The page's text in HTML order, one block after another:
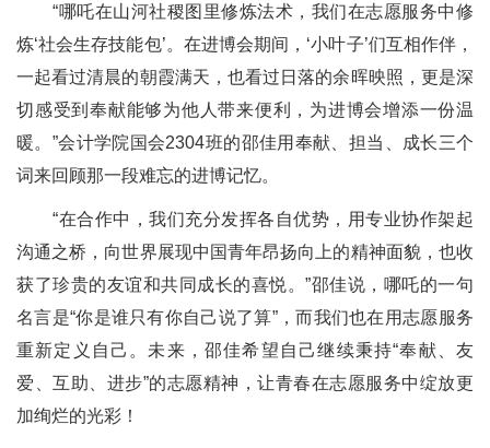
“哪吒在山河社稷图里修炼法术，我们在志愿服务中修
炼‘社会生存技能包’。在进博会期间，‘小叶子’们互相作伴，
一起看过清晨的朝霞满天，也看过日落的余晖映照，更是深
切感受到奉献能够为他人带来便利，为进博会增添一份温
暖。”会计学院国会2304班的邵佳用奉献、担当、成长三个
词来回顾那一段难忘的进博记忆。
“在合作中，我们充分发挥各自优势，用专业协作架起
沟通之桥，向世界展现中国青年昂扬向上的精神面貌，也收
获了珍贵的友谊和共同成长的喜悦。”邵佳说，哪吒的一句
名言是“你是谁只有你自己说了算”，而我们也在用志愿服务
重新定义自己。未来，邵佳希望自己继续秉持“奉献、友
爱、互助、进步”的志愿精神，让青春在志愿服务中绽放更
加绚烂的光彩！